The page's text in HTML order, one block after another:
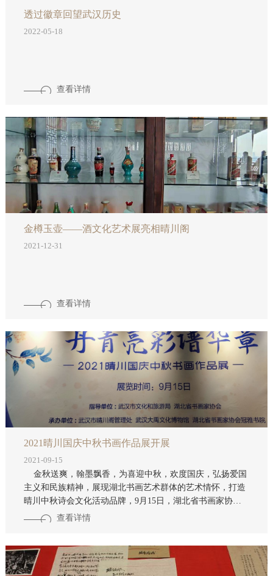
透过徽章回望武汉历史
2022-05-18
查看详情
金樽玉壶——酒文化艺术展亮相晴川阁
2021-12-31
查看详情
2021晴川国庆中秋书画作品展开展
2021-09-15
金秋送爽，翰墨飘香，为喜迎中秋，欢度国庆，弘扬爱国
主义和民族精神，展现湖北书画艺术群体的艺术情怀，打造
晴川中秋诗会文化活动品牌，9月15日，湖北省书画家协会
冠雅书院、晴川阁武汉大禹文化博物馆专题推出“翰墨飘香歌
中，经过评委认真评选，遴选了近60余幅作品参展。作品以
弘扬时代主旋律为导向，书画家们用饱满的创作热情，以丹
查看详情